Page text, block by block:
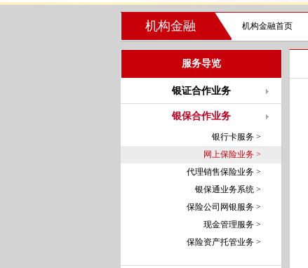
机构金融 机构金融首页
服务导览
银证合作业务
银保合作业务
银行卡服务 >
网上保险业务 >
代理销售保险业务 >
银保通业务系统 >
保险公司网银服务 >
现金管理服务 >
保险资产托管业务 >